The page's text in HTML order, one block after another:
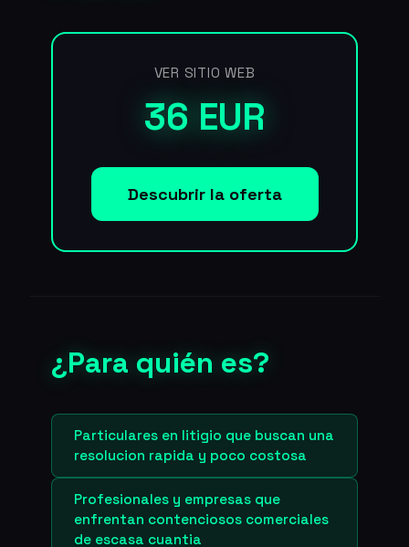
VER SITIO WEB
36 EUR
Descubrir la oferta
¿Para quién es?
Particulares en litigio que buscan una
resolucion rapida y poco costosa
Profesionales y empresas que
enfrentan contenciosos comerciales
de escasa cuantia